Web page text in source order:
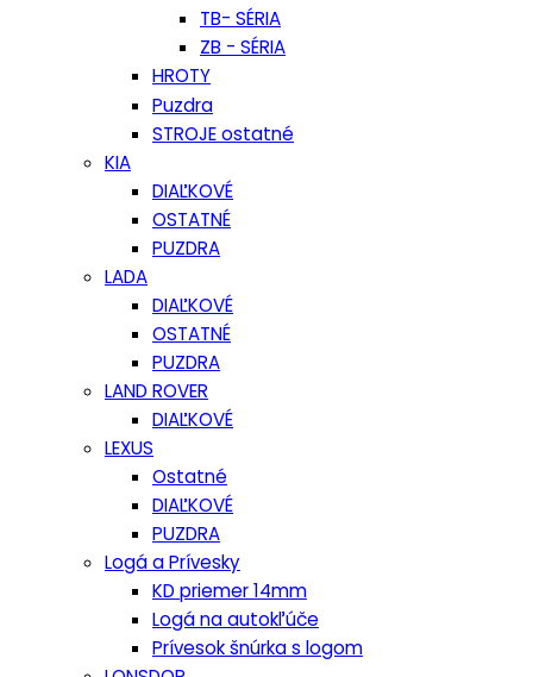
TB- SÉRIA
ZB - SÉRIA
HROTY
Puzdra
STROJE ostatné
KIA
DIAĽKOVÉ
OSTATNÉ
PUZDRA
LADA
DIAĽKOVÉ
OSTATNÉ
PUZDRA
LAND ROVER
DIAĽKOVÉ
LEXUS
Ostatné
DIAĽKOVÉ
PUZDRA
Logá a Prívesky
KD priemer 14mm
Logá na autokľúče
Prívesok šnúrka s logom